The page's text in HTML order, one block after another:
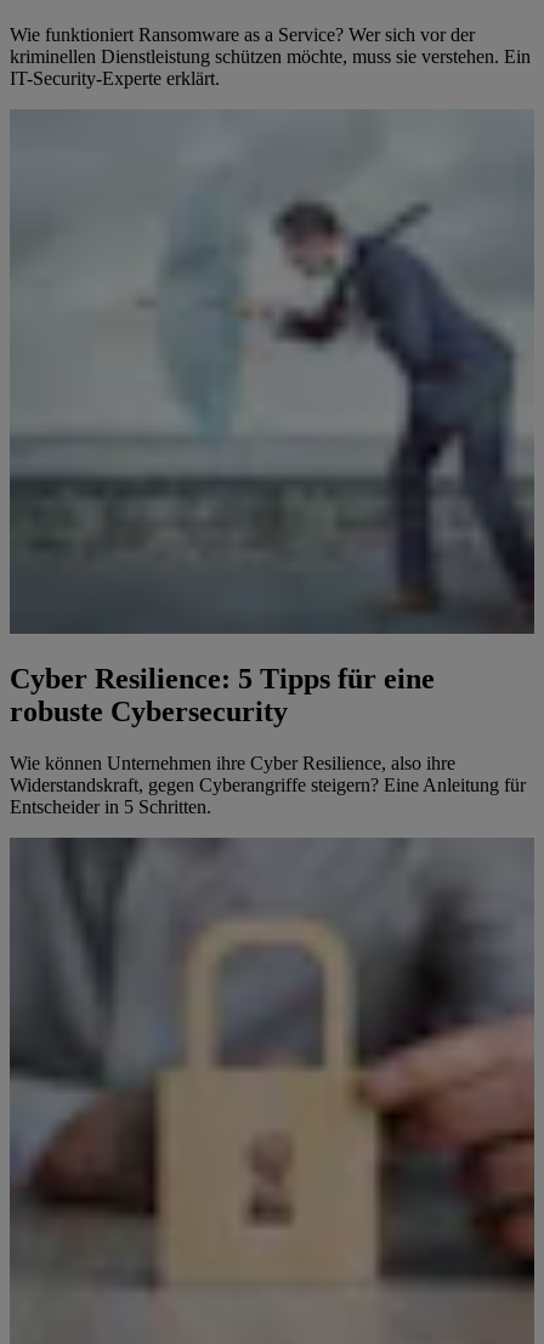
Wie funktioniert Ransomware as a Service? Wer sich vor der
kriminellen Dienstleistung schützen möchte, muss sie verstehen. Ein
IT-Security-Experte erklärt.
Cyber Resilience: 5 Tipps für eine
robuste Cybersecurity
Wie können Unternehmen ihre Cyber Resilience, also ihre
Widerstandskraft, gegen Cyberangriffe steigern? Eine Anleitung für
Entscheider in 5 Schritten.